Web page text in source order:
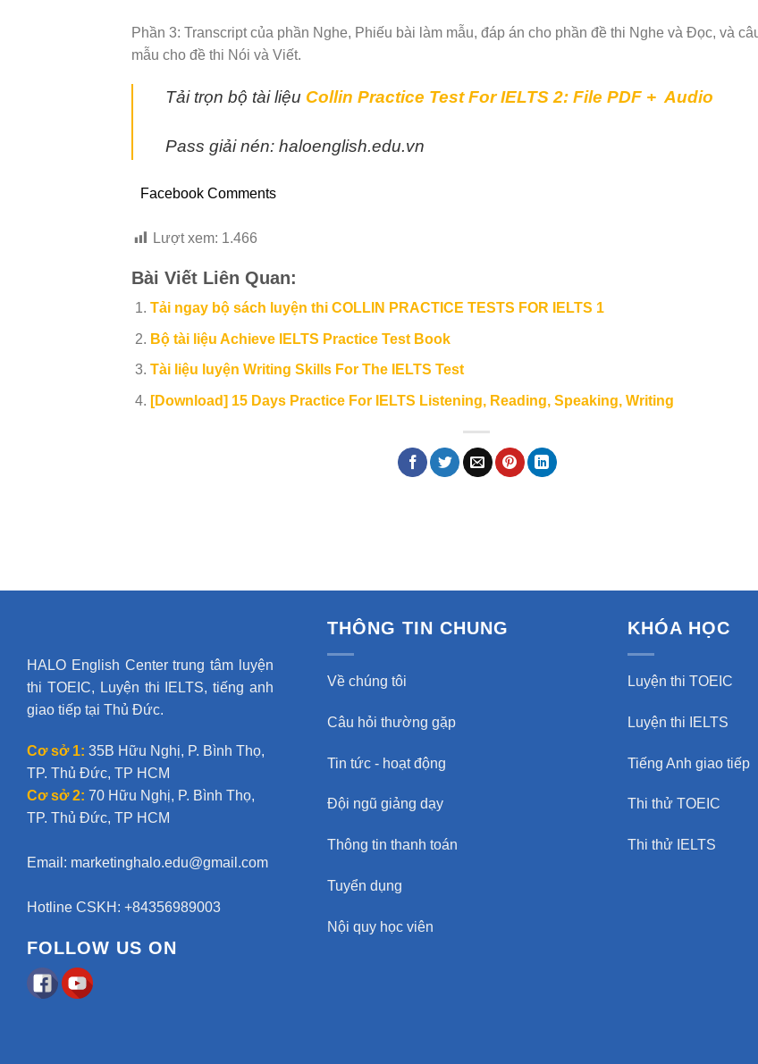
Phần 3: Transcript của phần Nghe, Phiếu bài làm mẫu, đáp án cho phần đề thi Nghe và Đọc, và
mẫu cho đề thi Nói và Viết.
Tải trọn bộ tài liệu Collin Practice Test For IELTS 2: File PDF + Audio
Pass giải nén: haloenglish.edu.vn
Facebook Comments
Lượt xem: 1.466
Bài Viết Liên Quan:
Tải ngay bộ sách luyện thi COLLIN PRACTICE TESTS FOR IELTS 1
Bộ tài liệu Achieve IELTS Practice Test Book
Tài liệu luyện Writing Skills For The IELTS Test
[Download] 15 Days Practice For IELTS Listening, Reading, Speaking, Writing
HALO English Center trung tâm luyện
thi TOEIC, Luyện thi IELTS, tiếng anh
giao tiếp tại Thủ Đức.
Cơ sở 1: 35B Hữu Nghị, P. Bình Thọ,
TP. Thủ Đức, TP HCM
Cơ sở 2: 70 Hữu Nghị, P. Bình Thọ,
TP. Thủ Đức, TP HCM
Email: marketinghalo.edu@gmail.com
Hotline CSKH: +84356989003
FOLLOW US ON
THÔNG TIN CHUNG
Về chúng tôi
Câu hỏi thường gặp
Tin tức - hoạt động
Đội ngũ giảng dạy
Thông tin thanh toán
Tuyển dụng
Nội quy học viên
KHÓA HỌC
Luyện thi TOEIC
Luyện thi IELTS
Tiếng Anh giao tiếp
Thi thử TOEIC
Thi thử IELTS